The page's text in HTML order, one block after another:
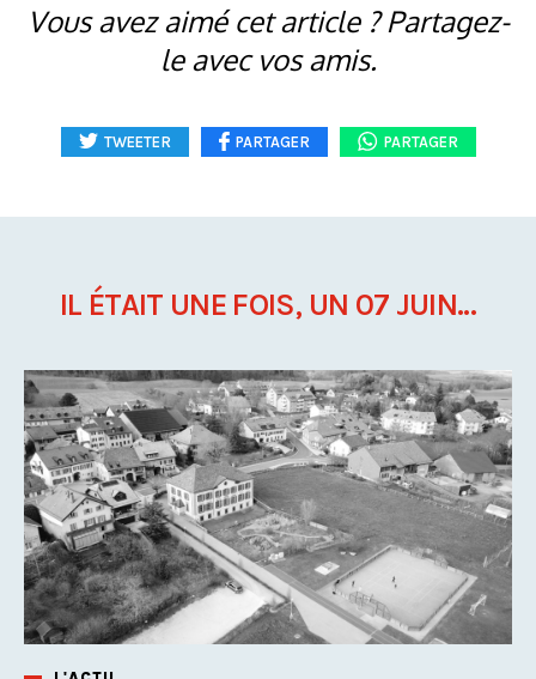
Vous avez aimé cet article ? Partagez-
le avec vos amis.
TWEETER PARTAGER PARTAGER
IL ÉTAIT UNE FOIS, UN 07 JUIN...